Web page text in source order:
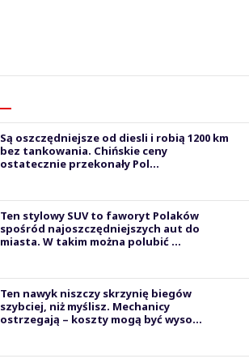
Są oszczędniejsze od diesli i robią 1200 km
bez tankowania. Chińskie ceny
ostatecznie przekonały Pol...
Ten stylowy SUV to faworyt Polaków
spośród najoszczędniejszych aut do
miasta. W takim można polubić ...
Ten nawyk niszczy skrzynię biegów
szybciej, niż myślisz. Mechanicy
ostrzegają – koszty mogą być wyso...